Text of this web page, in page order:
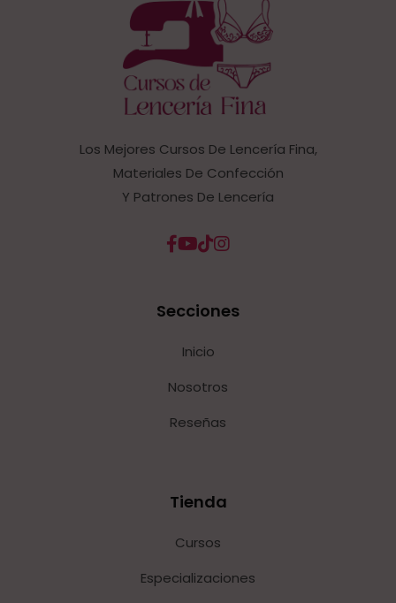
Los Mejores Cursos De Lencería Fina,
Materiales De Confección
Y Patrones De Lencería
Secciones
Inicio
Nosotros
Reseñas
Tienda
Cursos
Especializaciones